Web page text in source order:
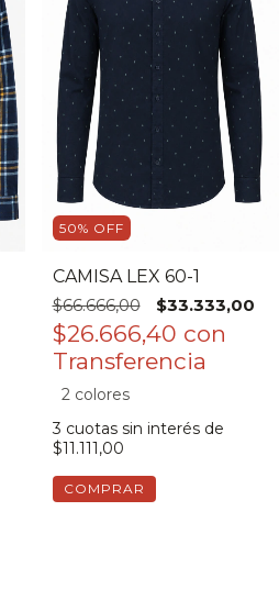
50% OFF
CAMISA LEX 60-1
$66.666,00
$33.333,00
$26.666,40 con
2 colores
3 cuotas sin interés de
$11.111,00
COMPRAR